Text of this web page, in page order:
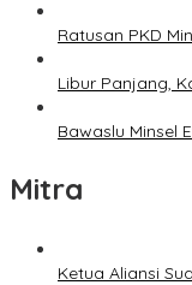
Ratusan PKD
Libur Panjang,
Bawaslu Minsel
Mitra
Ketua Aliansi